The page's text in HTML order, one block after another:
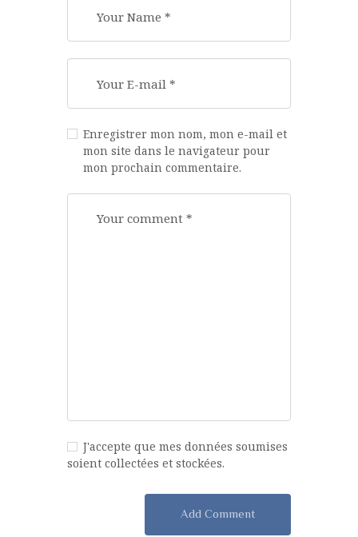
Enregistrer mon nom, mon e-mail et
mon site dans le navigateur pour
mon prochain commentaire.
J'accepte que mes données soumises
soient collectées et stockées.